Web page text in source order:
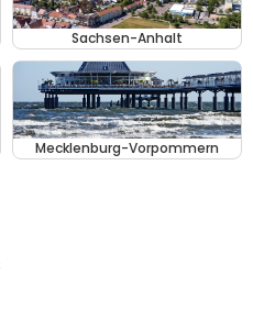
Sachsen-Anhalt
Mecklenburg-Vorpommern